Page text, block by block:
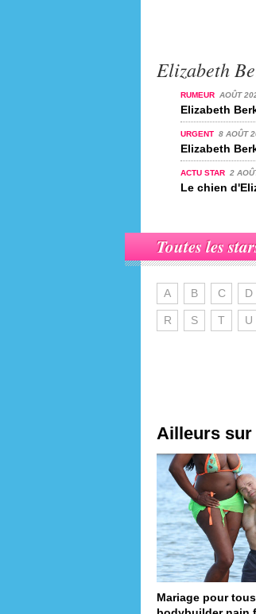
Elizabeth
RUMEUR AOÛT
Elizabeth
URGENT 8 AOÛT
Elizabeth
ACTU STAR 2
Le chien
Toutes les
A B C D
R S T U
Ailleurs sur
Mariage pour